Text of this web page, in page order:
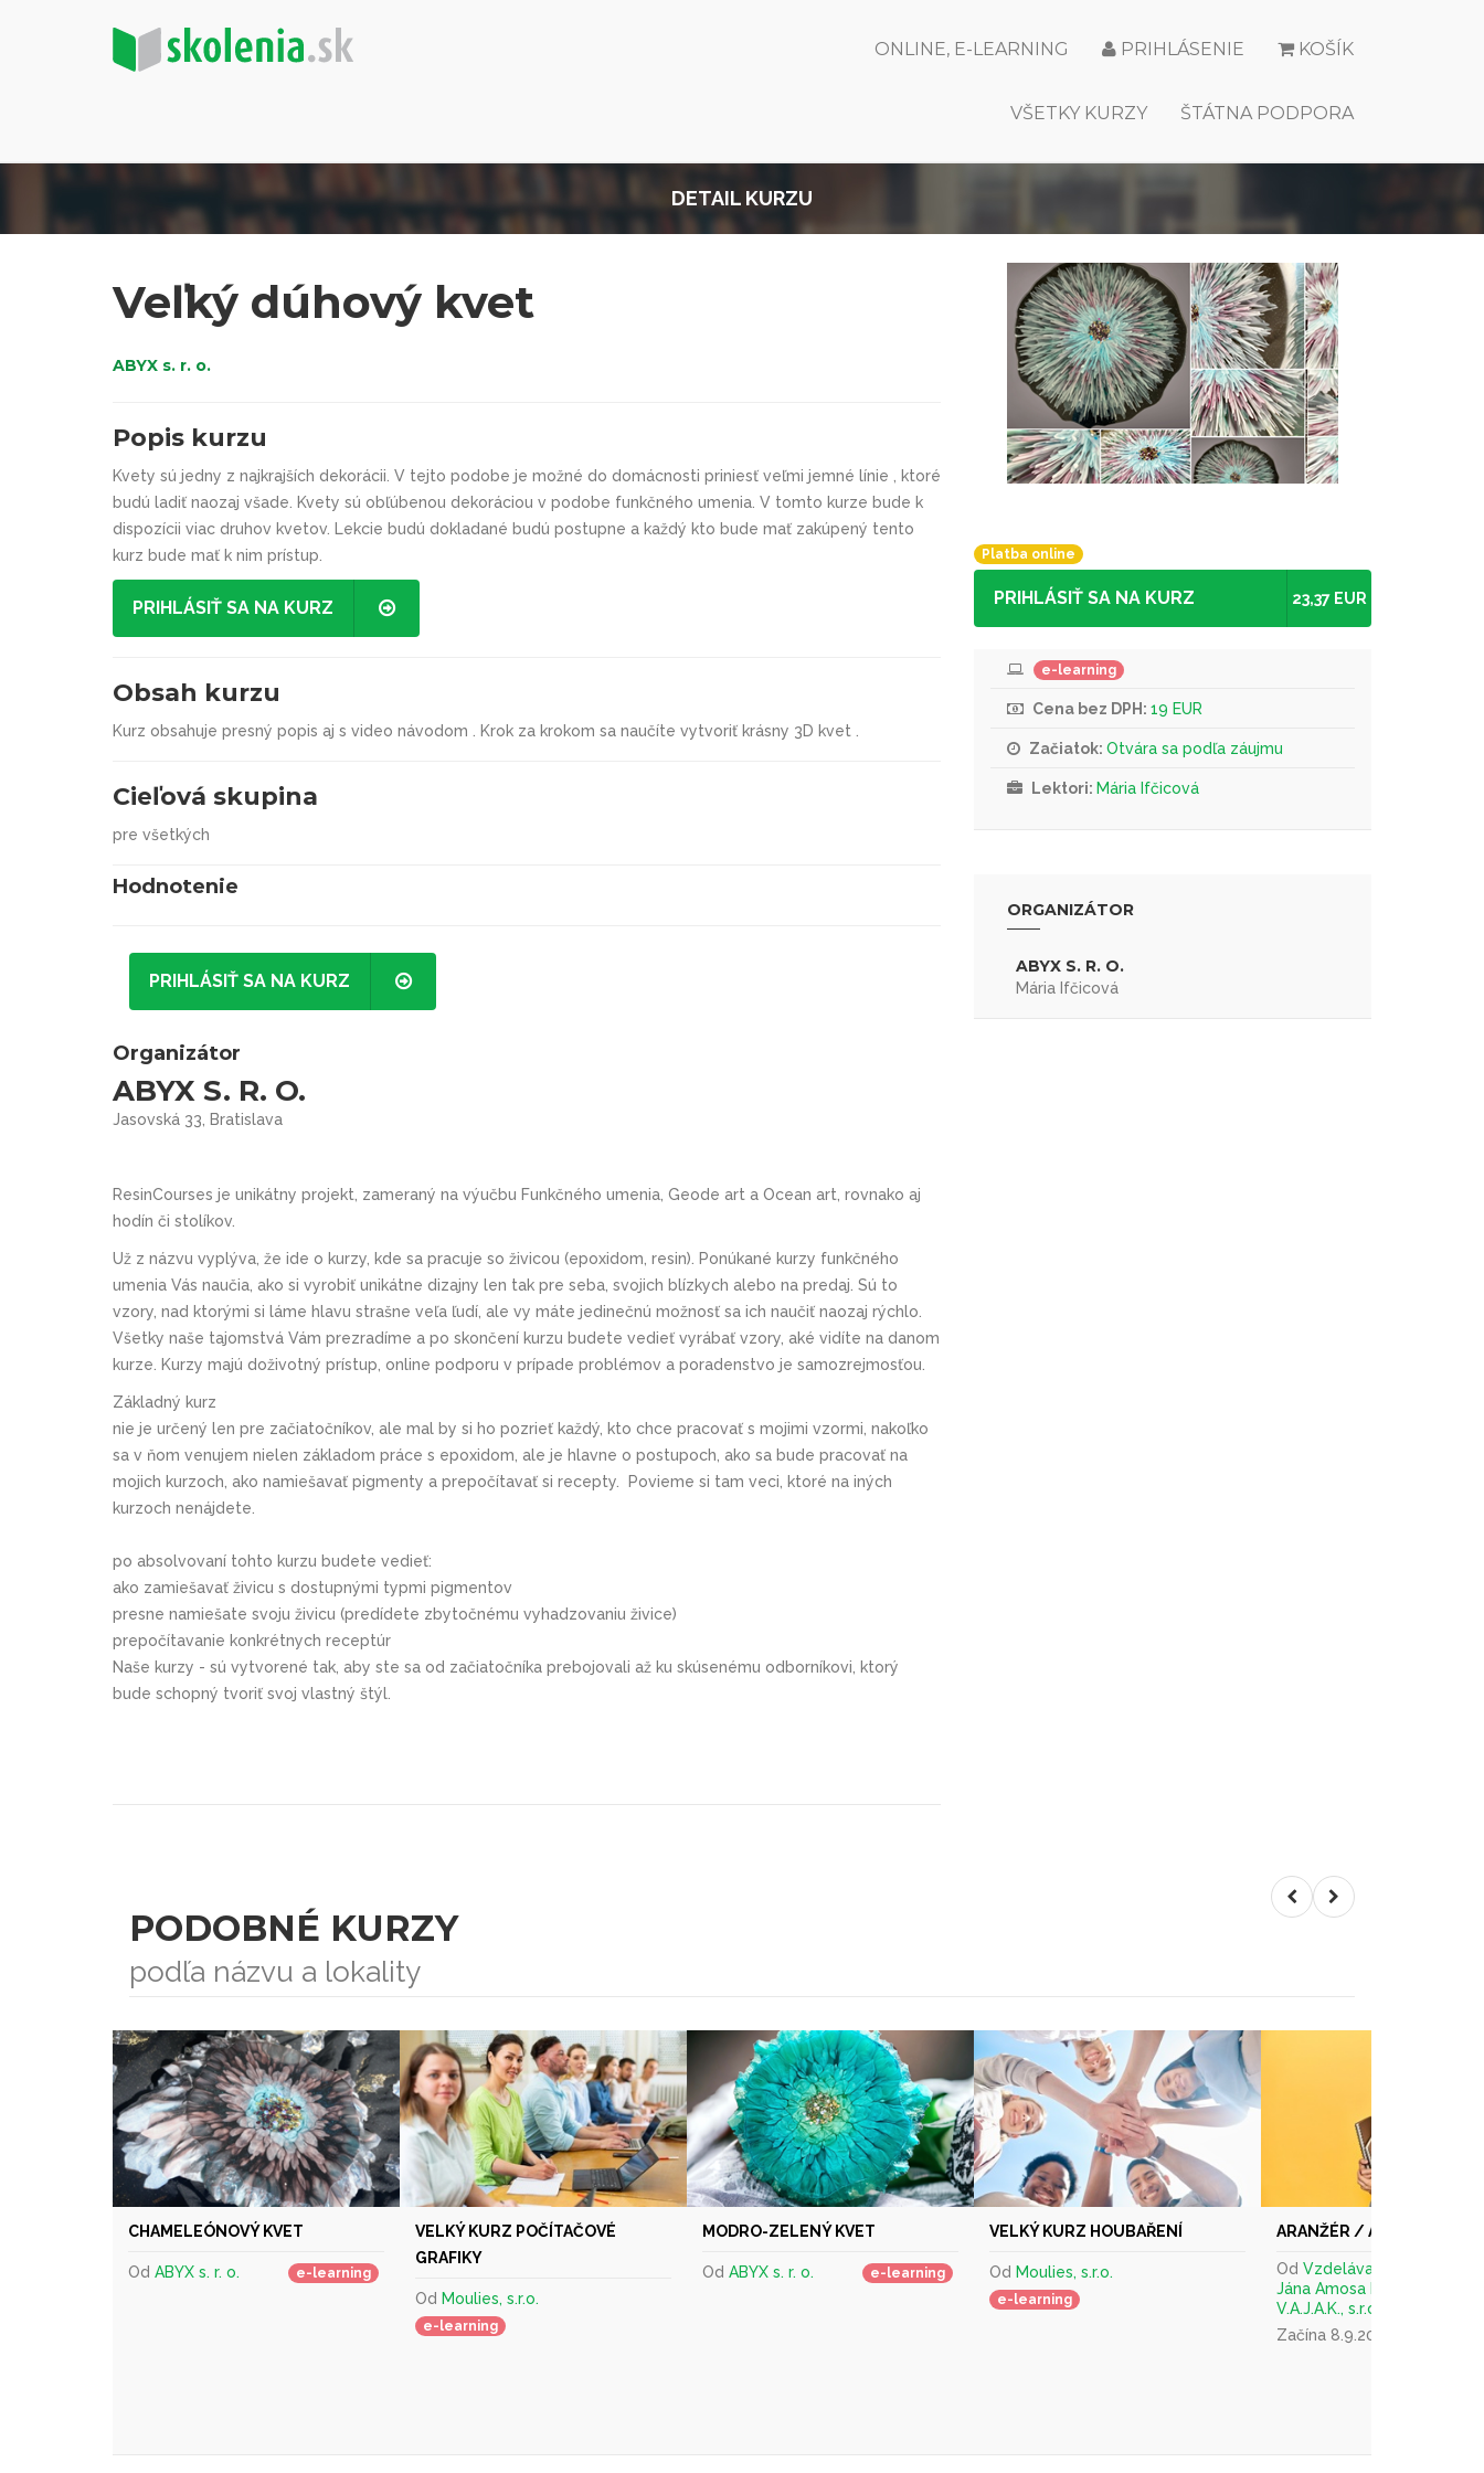
KOŠÍK
PRIHLÁSENIE
ONLINE, E-LEARNING
ŠTÁTNA PODPORA
VŠETKY KURZY
DETAIL KURZU
Veľký dúhový kvet
ABYX s. r. o.
Popis kurzu
Kvety sú jedny z najkrajších dekorácii. V tejto podobe je možné do domácnosti priniesť veľmi jemné línie , ktoré
budú ladiť naozaj všade. Kvety sú obľúbenou dekoráciou v podobe funkčného umenia. V tomto kurze bude k
dispozícii viac druhov kvetov. Lekcie budú dokladané budú postupne a každý kto bude mať zakúpený tento
kurz bude mať k nim prístup.
PRIHLÁSIŤ SA NA KURZ
Obsah kurzu
Kurz obsahuje presný popis aj s video návodom . Krok za krokom sa naučíte vytvoriť krásny 3D kvet .
Cieľová skupina
pre všetkých
Hodnotenie
PRIHLÁSIŤ SA NA KURZ
Organizátor
ABYX S. R. O.
Jasovská 33, Bratislava
ResinCourses je unikátny projekt, zameraný na výučbu Funkčného umenia, Geode art a Ocean art, rovnako aj
hodín či stolíkov.
Už z názvu vyplýva, že ide o kurzy, kde sa pracuje so živicou (epoxidom, resin). Ponúkané kurzy funkčného
umenia Vás naučia, ako si vyrobiť unikátne dizajny len tak pre seba, svojich blízkych alebo na predaj. Sú to
vzory, nad ktorými si láme hlavu strašne veľa ľudí, ale vy máte jedinečnú možnosť sa ich naučiť naozaj rýchlo.
Všetky naše tajomstvá Vám prezradíme a po skončení kurzu budete vedieť vyrábať vzory, aké vidíte na danom
kurze. Kurzy majú doživotný prístup, online podporu v prípade problémov a poradenstvo je samozrejmosťou.
Základný kurz
nie je určený len pre začiatočníkov, ale mal by si ho pozrieť každý, kto chce pracovať s mojimi vzormi, nakoľko
sa v ňom venujem nielen základom práce s epoxidom, ale je hlavne o postupoch, ako sa bude pracovať na
mojich kurzoch, ako namiešavať pigmenty a prepočítavať si recepty. Povieme si tam veci, ktoré na iných
kurzoch nenájdete.
po absolvovaní tohto kurzu budete vedieť:
ako zamiešavať živicu s dostupnými typmi pigmentov
presne namiešate svoju živicu (predídete zbytočnému vyhadzovaniu živice)
prepočítavanie konkrétnych receptúr
Naše kurzy - sú vytvorené tak, aby ste sa od začiatočníka prebojovali až ku skúsenému odborníkovi, ktorý
bude schopný tvoriť svoj vlastný štýl.
Platba online
PRIHLÁSIŤ SA NA KURZ 23,37 EUR
e-learning
Cena bez DPH: 19 EUR
Začiatok: Otvára sa podľa záujmu
Lektori: Mária Ifčicová
ORGANIZÁTOR
ABYX S. R. O.
Mária Ifčicová
PODOBNÉ KURZY
podľa názvu a lokality
CHAMELEÓNOVÝ KVET
Od ABYX s. r. o. e-learning
VELKÝ KURZ POČÍTAČOVÉ
GRAFIKY
Od Moulies, s.r.o.
e-learning
MODRO-ZELENÝ KVET
Od ABYX s. r. o. e-learning
VELKÝ KURZ HOUBAŘENÍ
Od Moulies, s.r.o.
e-learning
ARANŽÉR / ARANŽÉRKA
Od Vzdelávacia akadémia
Jána Amosa Komenského -
V.A.J.A.K., s.r.o. Trenčín
Začína 8.9.2026